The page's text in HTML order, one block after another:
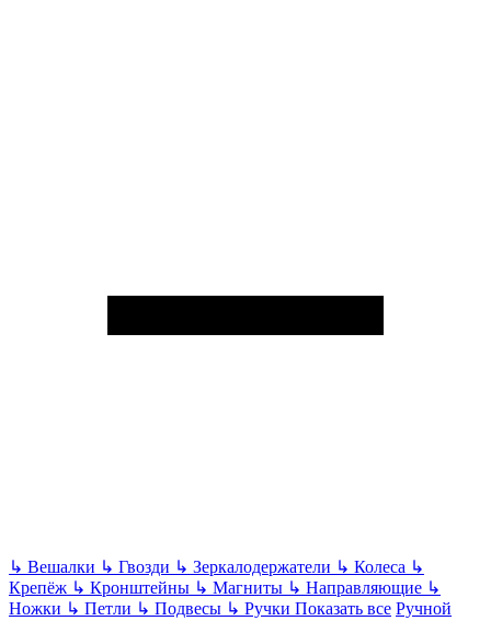
↳ Вешалки ↳ Гвозди ↳ Зеркалодержатели ↳ Колеса ↳
Крепёж ↳ Кронштейны ↳ Магниты ↳ Направляющие ↳
Ножки ↳ Петли ↳ Подвесы ↳ Ручки Показать все Ручной